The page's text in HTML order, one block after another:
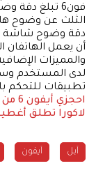
فون6 تبلغ
والمميزات
لدى المستخدم
تطبيقات للتحكم
احجزي أيفون 6 من الإمارات واحصلي عليه خلال 24 ساعة
لاكورا تطلق
آبل آيفون